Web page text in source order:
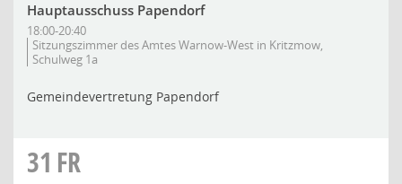
Hauptausschuss Papendorf
18:00-20:40
Sitzungszimmer des Amtes Warnow-West in Kritzmow,
Schulweg 1a
Gemeindevertretung Papendorf
31 FR